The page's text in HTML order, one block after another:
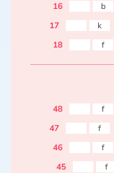
16
b
17
k
18
f
48 f
47
f
46
f
45
f